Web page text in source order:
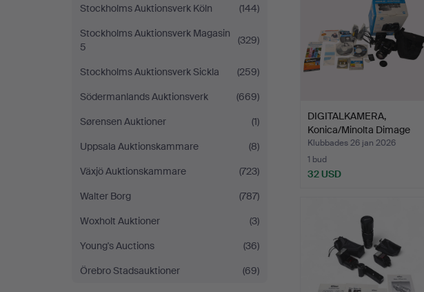
Stockholms Auktionsverk Köln
(144)
Stockholms Auktionsverk Magasin
5
(329)
Stockholms Auktionsverk Sickla
(259)
Södermanlands Auktionsverk
(669)
Sørensen Auktioner
(1)
Uppsala Auktionskammare
(8)
Växjö Auktionskammare
(723)
Walter Borg
(787)
Woxholt Auktioner
(3)
Young's Auctions
(36)
Örebro Stadsauktioner
(69)
DIGITALKAMERA,
Konica/Minolta Dimage
A200.
Klubbades 26 jan 2026
1 bud
32 USD